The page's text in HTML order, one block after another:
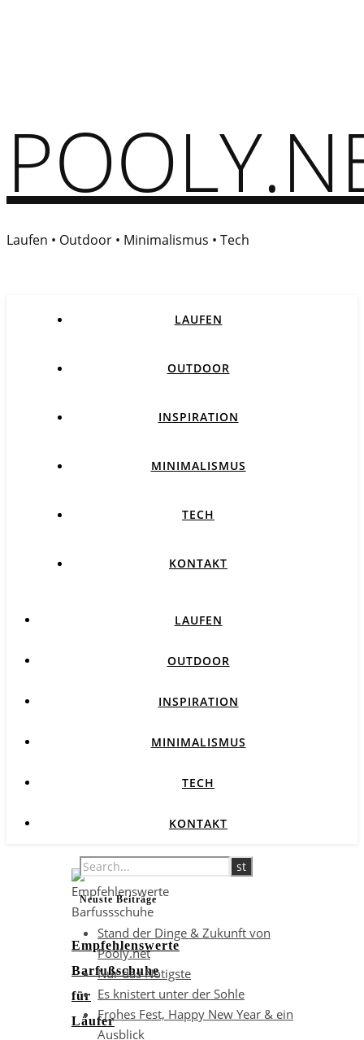
Laufen • Outdoor • Minimalismus • Tech
LAUFEN
OUTDOOR
INSPIRATION
MINIMALISMUS
TECH
KONTAKT
LAUFEN
OUTDOOR
INSPIRATION
MINIMALISMUS
TECH
KONTAKT
Empfehlenswerte
Barfußschuhe
für
Läufer
Neuste Beiträge
Stand der Dinge & Zukunft von
Pooly.net
Nur das Nötigste
Es knistert unter der Sohle
Frohes Fest, Happy New Year & ein
Ausblick